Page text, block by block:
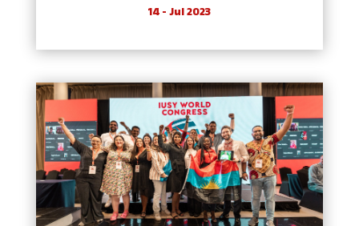
14 - Jul 2023